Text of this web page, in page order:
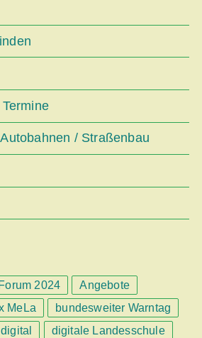
/ Straßenbau
2024
Angebote
MeLa
bundesweiter Warntag
digital
digitale Landesschule